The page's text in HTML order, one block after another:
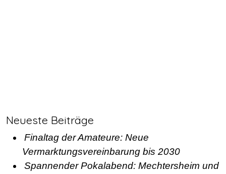
Neueste Beiträge
Finaltag der Amateure: Neue
Vermarktungsvereinbarung bis 2030
Spannender Pokalabend: Mechtersheim und